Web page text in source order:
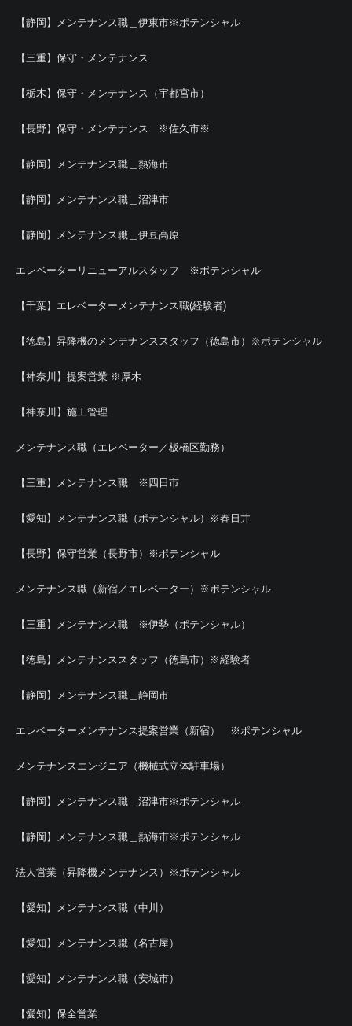
【静岡】メンテナンス職＿伊東市※ポテンシャル
【三重】保守・メンテナンス
【栃木】保守・メンテナンス（宇都宮市）
【長野】保守・メンテナンス ※佐久市※
【静岡】メンテナンス職＿熱海市
【静岡】メンテナンス職＿沼津市
【静岡】メンテナンス職＿伊豆高原
エレベーターリニューアルスタッフ ※ポテンシャル
【千葉】エレベーターメンテナンス職(経験者)
【徳島】昇降機のメンテナンススタッフ（徳島市）※ポテンシャル
【神奈川】提案営業 ※厚木
【神奈川】施工管理
メンテナンス職（エレベーター／板橋区勤務）
【三重】メンテナンス職 ※四日市
【愛知】メンテナンス職（ポテンシャル）※春日井
【長野】保守営業（長野市）※ポテンシャル
メンテナンス職（新宿／エレベーター）※ポテンシャル
【三重】メンテナンス職 ※伊勢（ポテンシャル）
【徳島】メンテナンススタッフ（徳島市）※経験者
【静岡】メンテナンス職＿静岡市
エレベーターメンテナンス提案営業（新宿） ※ポテンシャル
メンテナンスエンジニア（機械式立体駐車場）
【静岡】メンテナンス職＿沼津市※ポテンシャル
【静岡】メンテナンス職＿熱海市※ポテンシャル
法人営業（昇降機メンテナンス）※ポテンシャル
【愛知】メンテナンス職（中川）
【愛知】メンテナンス職（名古屋）
【愛知】メンテナンス職（安城市）
【愛知】保全営業